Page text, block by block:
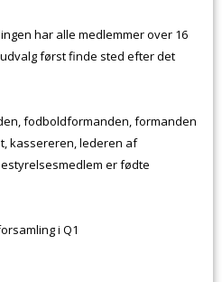
har alle medlemmer over 16
først finde sted efter det
fodboldformanden, formanden
kassereren, lederen af
er fødte
i Q1